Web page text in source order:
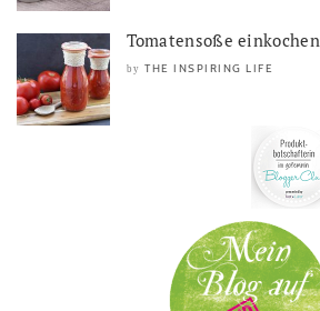
Tomatensoße einkochen
by THE INSPIRING LIFE